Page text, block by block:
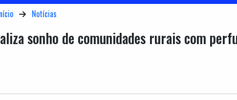
Notícias
sonho de comunidades rurais com